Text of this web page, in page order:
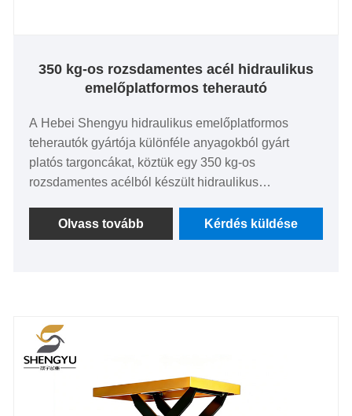
350 kg-os rozsdamentes acél hidraulikus
emelőplatformos teherautó
A Hebei Shengyu hidraulikus emelőplatformos
teherautók gyártója különféle anyagokból gyárt
platós targoncákat, köztük egy 350 kg-os
rozsdamentes acélból készült hidraulikus
egészében rozsdamentes acélból készült a korrózió
és a rozsda megelőzése érdekében, így tiszta és
Olvass tovább Kérdés küldése